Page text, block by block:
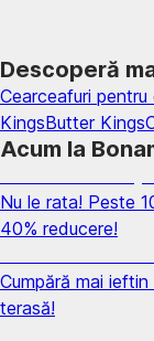
Descoperă
Cearceafuri pentru
KingsButter Kings
Acum la
Nu le rata! Peste
40% reducere!
Cumpără mai
terasă!